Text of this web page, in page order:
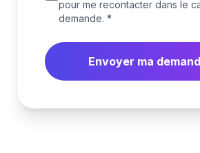
pour me recontacter dans le
demande. *
Envoyer ma